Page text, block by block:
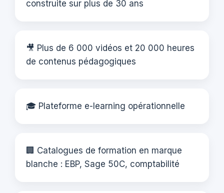
construite sur plus de 30 ans
🎥 Plus de 6 000 vidéos et 20 000 heures
de contenus pédagogiques
🎓 Plateforme e-learning opérationnelle
🏢 Catalogues de formation en marque
blanche : EBP, Sage 50C, comptabilité